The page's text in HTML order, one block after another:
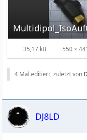
35,17 kB 550 ×
4 Mal editiert, zuletzt von
DJ8LD